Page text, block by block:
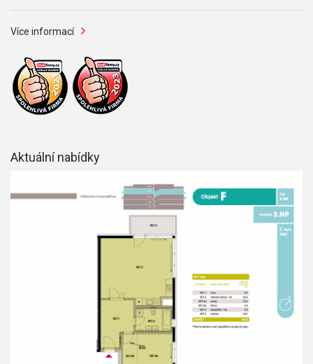
Více informací
Aktuální nabídky